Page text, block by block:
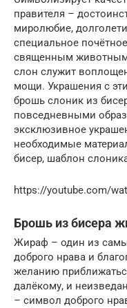
правителя –
миролюбие,
специальное
священным животным
слон служит
мощи. Украшения с
брошь слоник из
повседневными
эксклюзивное
необходимые
бисер, шаблон
https://youtube.com/
Брошь из бисера
Жираф – один из
доброго нрава и
желанию
далёкому, и
– символ доброго